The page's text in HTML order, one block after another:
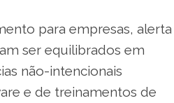
para empresas, alerta
ser equilibrados em
não-intencionais
e de treinamentos de